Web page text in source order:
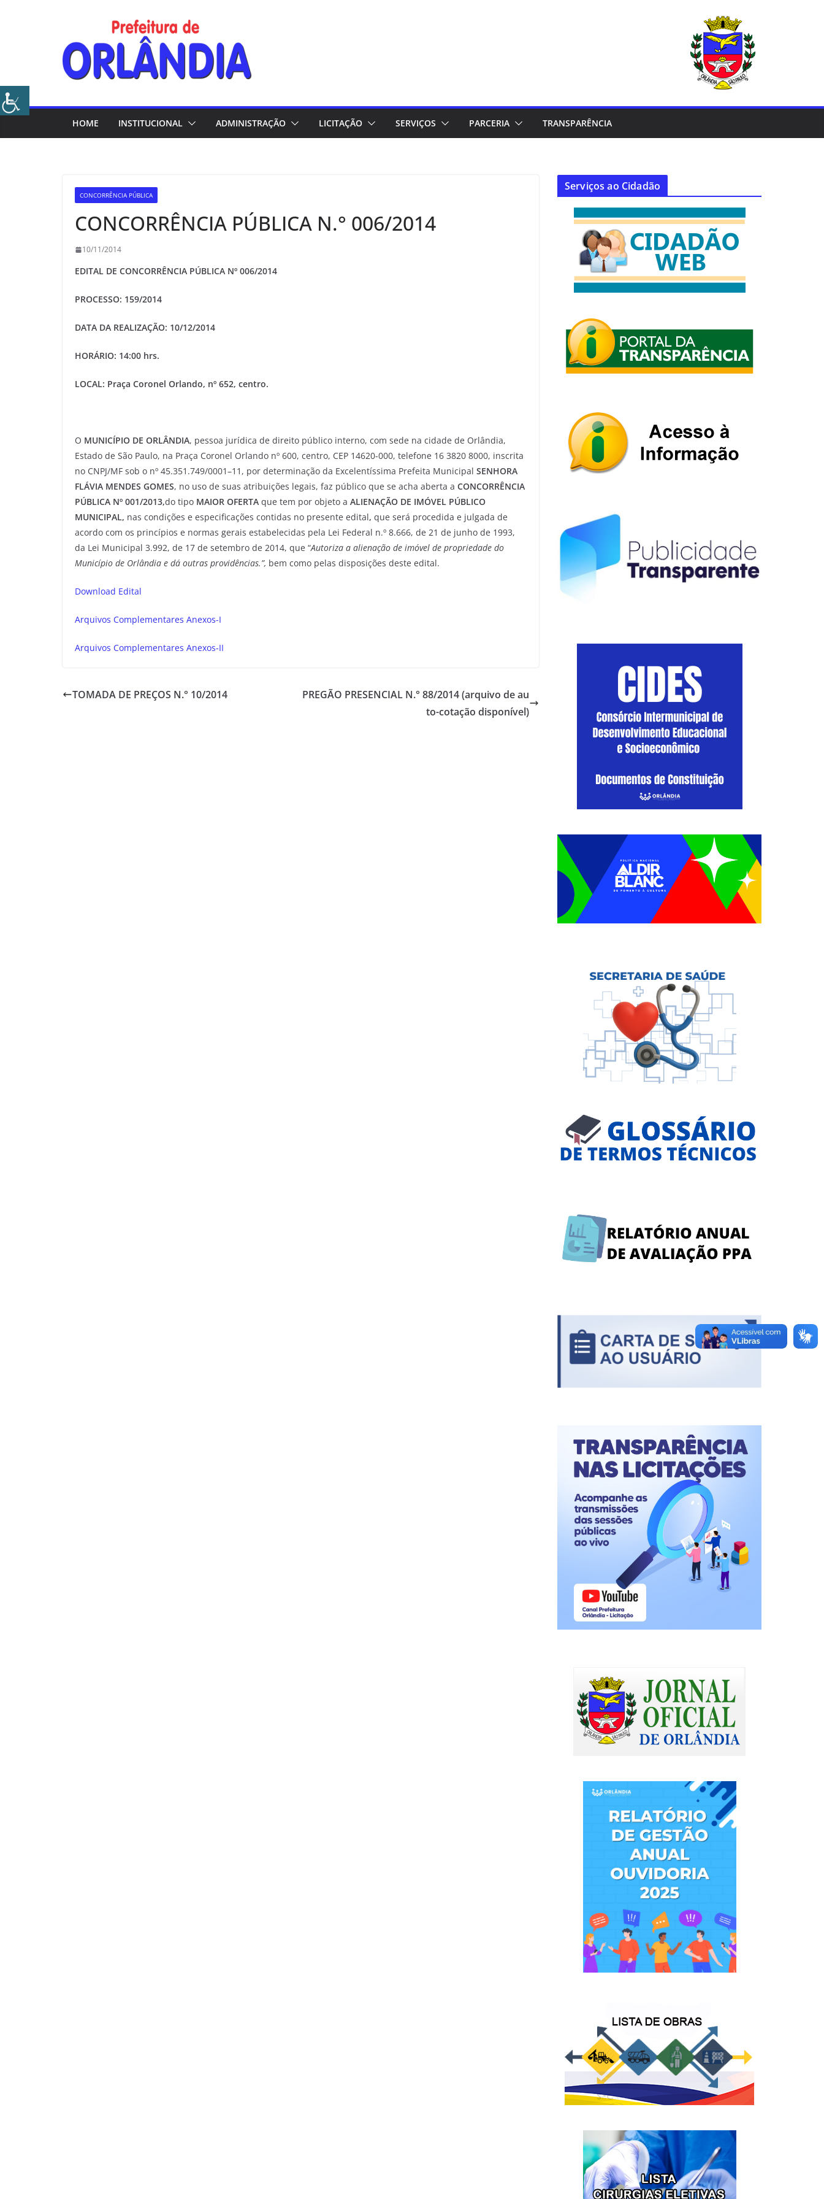
HOME INSTITUCIONAL ADMINISTRAÇÃO LICITAÇÃO SERVIÇOS PARCERIA TRANSPARÊNCIA
CONCORRÊNCIA PÚBLICA
CONCORRÊNCIA PÚBLICA N.° 006/2014
10/11/2014
EDITAL DE CONCORRÊNCIA PÚBLICA Nº 006/2014
PROCESSO: 159/2014
DATA DA REALIZAÇÃO: 10/12/2014
HORÁRIO: 14:00 hrs.
LOCAL: Praça Coronel Orlando, nº 652, centro.
O MUNICÍPIO DE ORLÂNDIA, pessoa jurídica de direito público interno, com sede na cidade de Orlândia,
Estado de São Paulo, na Praça Coronel Orlando nº 600, centro, CEP 14620-000, telefone 16 3820 8000, inscrita
no CNPJ/MF sob o nº 45.351.749/0001–11, por determinação da Excelentíssima Prefeita Municipal SENHORA
FLÁVIA MENDES GOMES, no uso de suas atribuições legais, faz público que se acha aberta a CONCORRÊNCIA
PÚBLICA Nº 001/2013,do tipo MAIOR OFERTA que tem por objeto a ALIENAÇÃO DE IMÓVEL PÚBLICO
MUNICIPAL, nas condições e especificações contidas no presente edital, que será procedida e julgada de
acordo com os princípios e normas gerais estabelecidas pela Lei Federal n.º 8.666, de 21 de junho de 1993,
da Lei Municipal 3.992, de 17 de setembro de 2014, que “Autoriza a alienação de imóvel de propriedade do
Município de Orlândia e dá outras providências.”, bem como pelas disposições deste edital.
Download Edital
Arquivos Complementares Anexos-I
Arquivos Complementares Anexos-II
TOMADA DE PREÇOS N.° 10/2014
PREGÃO PRESENCIAL N.° 88/2014 (arquivo de au
to-cotação disponível)
Serviços ao Cidadão